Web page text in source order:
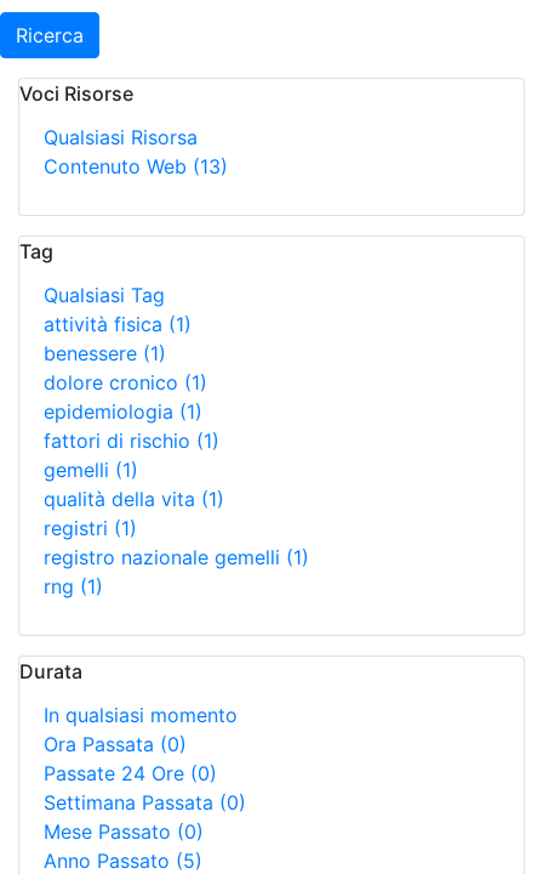
Ricerca
Voci Risorse
Qualsiasi Risorsa
Contenuto Web (13)
Tag
Qualsiasi Tag
attività fisica (1)
benessere (1)
dolore cronico (1)
epidemiologia (1)
fattori di rischio (1)
gemelli (1)
qualità della vita (1)
registri (1)
registro nazionale gemelli (1)
rng (1)
Durata
In qualsiasi momento
Ora Passata (0)
Passate 24 Ore (0)
Settimana Passata (0)
Mese Passato (0)
Anno Passato (5)